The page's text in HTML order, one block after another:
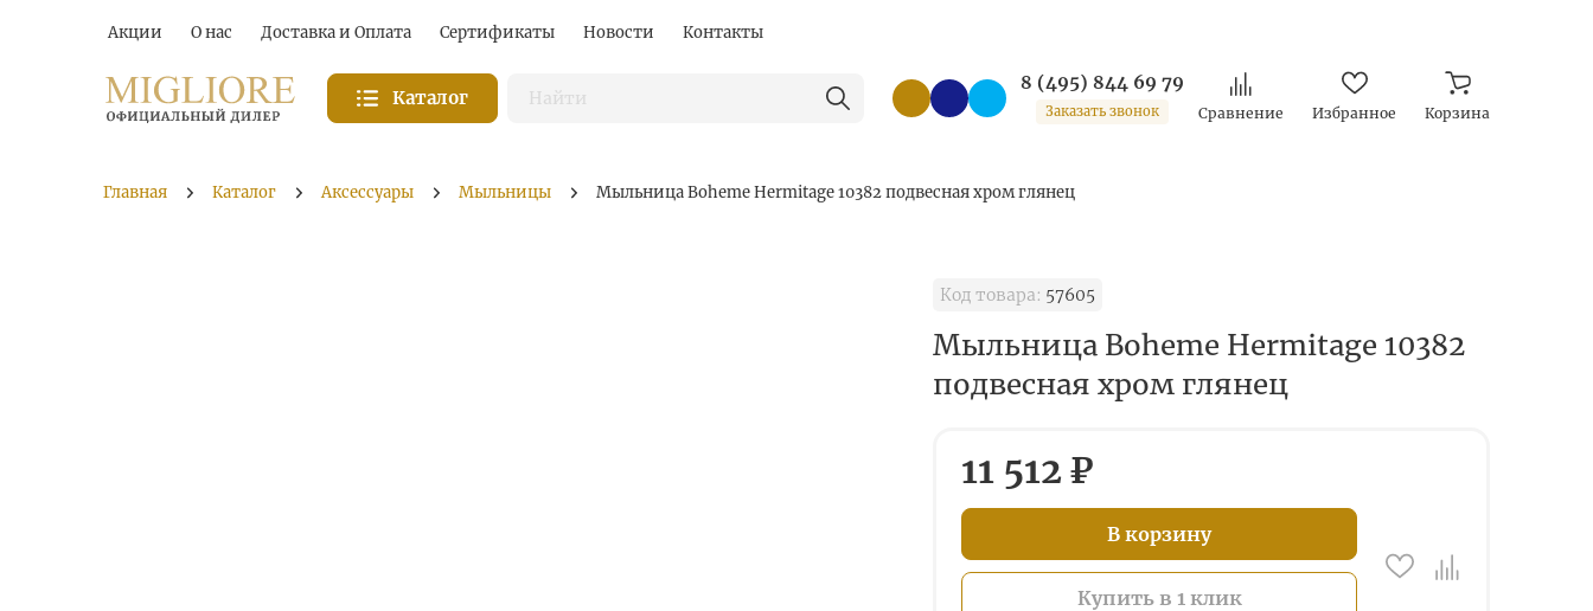
Акции О нас Доставка и Оплата Сертификаты Новости Контакты
Каталог
8 (495) 844 69 79
Заказать звонок Сравнение Избранное Корзина
Главная Каталог Аксессуары Мыльницы Мыльница Boheme Hermitage 10382 подвесная хром глянец
Код товара: 57605
Мыльница Boheme Hermitage 10382
подвесная хром глянец
11 512 ₽
В корзину
Купить в 1 клик